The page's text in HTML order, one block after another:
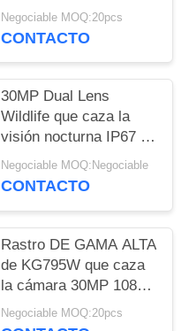
caza del rastro del IR
LED HD 1080P de las
Negociable MOQ:20pcs
CONTACTO
30MP Dual Lens
Wildlife que caza la
visión nocturna IP67 de
la cámara 1080P
Negociable MOQ:Negociable
CONTACTO
Rastro DE GAMA ALTA
de KG795W que caza
la cámara 30MP 1080P
HD para el animal de la
fauna
Negociable MOQ:20pcs